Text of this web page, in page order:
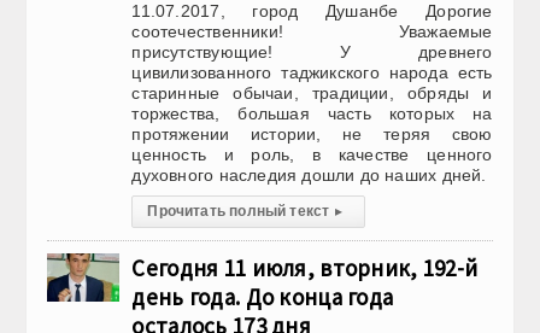
11.07.2017, город Душанбе Дорогие
соотечественники! Уважаемые
присутствующие! У древнего
цивилизованного таджикского народа есть
старинные обычаи, традиции, обряды и
торжества, большая часть которых на
протяжении истории, не теряя свою
ценность и роль, в качестве ценного
духовного наследия дошли до наших дней.
Прочитать полный текст ▸
Сегодня 11 июля, вторник, 192-й
день года. До конца года
осталось 173 дня